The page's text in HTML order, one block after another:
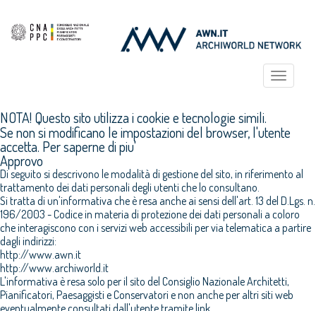
Toggle
NOTA! Questo sito utilizza i cookie e tecnologie simili.
Se non si modificano le impostazioni del browser, l'utente
accetta. Per saperne di piu'
Approvo
Di seguito si descrivono le modalità di gestione del sito, in riferimento al
trattamento dei dati personali degli utenti che lo consultano.
Si tratta di un'informativa che è resa anche ai sensi dell'art. 13 del D.Lgs. n.
196/2003 - Codice in materia di protezione dei dati personali a coloro
che interagiscono con i servizi web accessibili per via telematica a partire
dagli indirizzi:
http://www.awn.it
http://www.archiworld.it
L'informativa è resa solo per il sito del Consiglio Nazionale Architetti,
Pianificatori, Paesaggisti e Conservatori e non anche per altri siti web
eventualmente consultati dall'utente tramite link.